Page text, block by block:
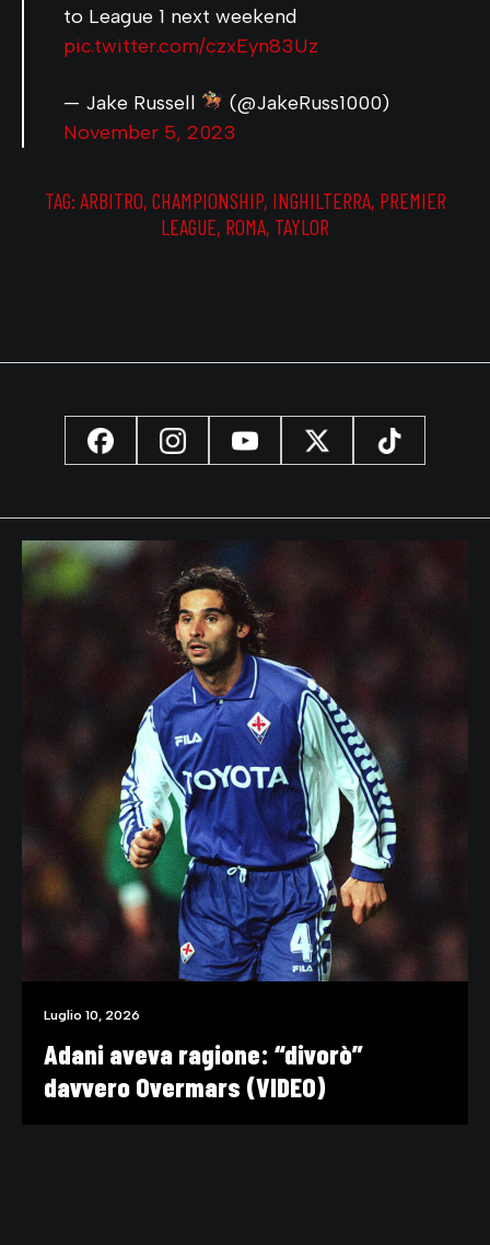
to League 1 next weekend
pic.twitter.com/czxEyn83Uz
— Jake Russell
(@JakeRuss1000)
November 5, 2023
TAG: ARBITRO, CHAMPIONSHIP, INGHILTERRA, PREMIER
LEAGUE, ROMA, TAYLOR
Luglio 10, 2026
Adani aveva ragione: “divorò”
davvero Overmars (VIDEO)